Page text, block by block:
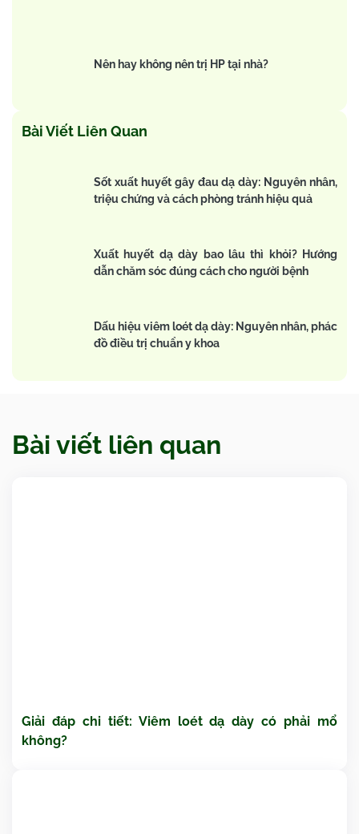
Nên hay không nên trị HP tại nhà?
Bài Viết Liên Quan
Sốt xuất huyết gây đau dạ dày: Nguyên nhân,
triệu chứng và cách phòng tránh hiệu quả
Xuất huyết dạ dày bao lâu thì khỏi? Hướng
dẫn chăm sóc đúng cách cho người bệnh
Dấu hiệu viêm loét dạ dày: Nguyên nhân, phác
đồ điều trị chuẩn y khoa
Bài viết liên quan
Giải đáp chi tiết: Viêm loét dạ dày có phải mổ
không?